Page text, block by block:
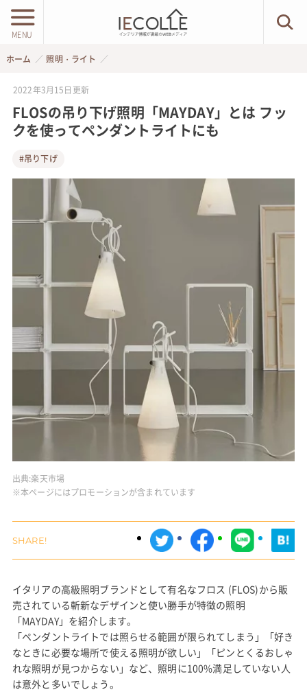
MENU
ホーム 照明・ライト
2022年3月15日 更新
FLOSの吊り下げ照明「MAYDAY」とは フッ
クを使ってペンダントライトにも
#吊り下げ
出典:楽天市場
※本ページにはプロモーションが含まれています
イタリアの高級照明ブランドとして有名なフロス (FLOS)から販
売されている斬新なデザインと使い勝手が特徴の照明
「MAYDAY」を紹介します。
「ペンダントライトでは照らせる範囲が限られてしまう」「好き
なときに必要な場所で使える照明が欲しい」「ピンとくるおしゃ
れな照明が見つからない」など、照明に100%満足していない人
は意外と多いでしょう。